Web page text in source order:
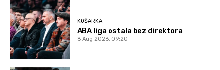
KOŠARKA
ABA liga ostala bez direktora
8 Aug 2026. 09:20